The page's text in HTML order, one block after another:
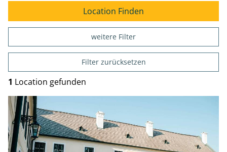
weitere Filter
Filter zurücksetzen
1 Location gefunden